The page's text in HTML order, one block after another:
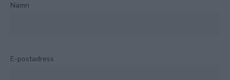
Namn
E-postadress